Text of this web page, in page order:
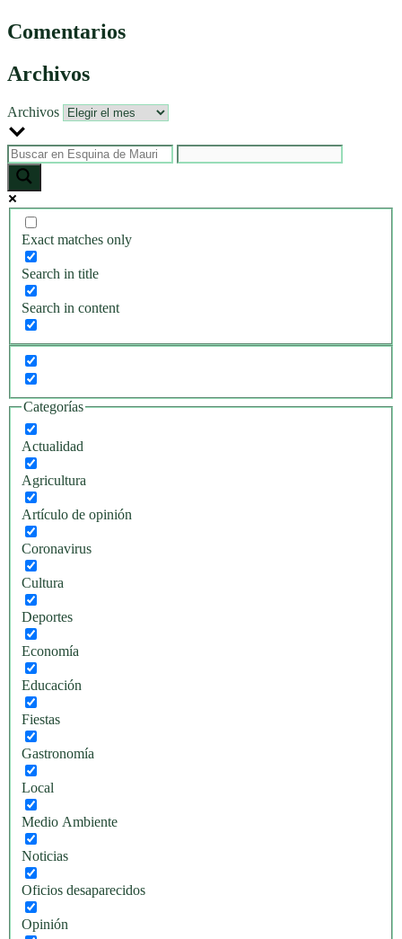
Comentarios
Archivos
Archivos
Exact matches only
Search in title
Search in content
Categorías
Actualidad
Agricultura
Artículo de opinión
Coronavirus
Cultura
Deportes
Economía
Educación
Fiestas
Gastronomía
Local
Medio Ambiente
Noticias
Oficios desaparecidos
Opinión